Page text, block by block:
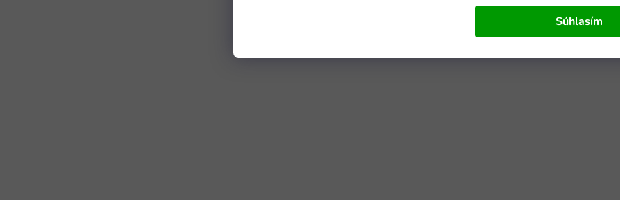
Súhlasím